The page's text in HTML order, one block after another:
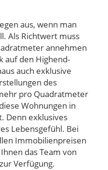
aus, wenn man
Als Richtwert muss
annehmen
auf den Highend-
auch exklusive
des
pro Quadratmeter
Wohnungen in
Denn exklusives
Lebensgefühl. Bei
Immobilienpreisen
das Team von
Verfügung.